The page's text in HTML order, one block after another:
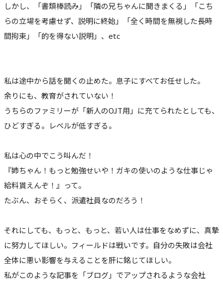
しかし、「書類棒読み」「隣の兄ちゃんに聞きまくる」「こち
らの立場を考慮せず、説明に終始」「全く時間を無視した長時
間拘束」「的を得ない説明」、etc
私は途中から話を聞くの止めた。息子にすべてお任せした。
余りにも、教育がされていない！
うちらのファミリーが「新人のOJT用」に充てられたとしても、
ひどすぎる。レベルが低すぎる。
私は心の中でこう叫んだ！
『姉ちゃん！もっと勉強せいや！ガキの使いのような仕事じゃ
給料貰えんぞ！』って。
たぶん、おそらく、派遣社員なのだろう！
それにしても、もっと、もっと、若い人は仕事をなめずに、真摯
に努力してほしい。フィールドは戦いです。自分の失敗は会社
全体に悪い影響を与えることを肝に銘じてほしい。
私がこのような記事を「ブログ」でアップされるような会社